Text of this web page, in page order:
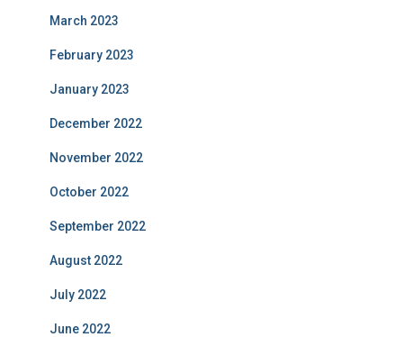
March 2023
February 2023
January 2023
December 2022
November 2022
October 2022
September 2022
August 2022
July 2022
June 2022